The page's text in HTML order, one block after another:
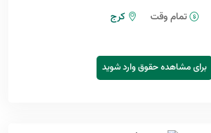
تمام وقت
کرج
برای مشاهده حقوق وارد شوید